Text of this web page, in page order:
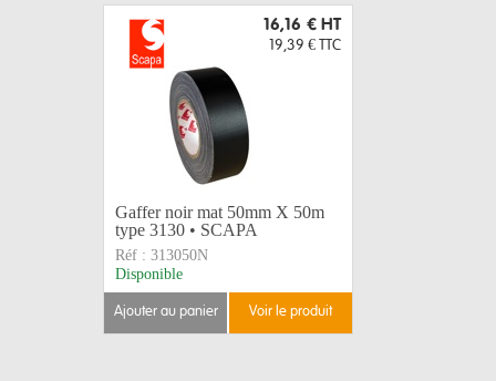
16,16 € HT
19,39 € TTC
Gaffer noir mat 50mm X 50m
type 3130 • SCAPA
Réf : 313050N
Disponible
ajouter au panier voir le produit